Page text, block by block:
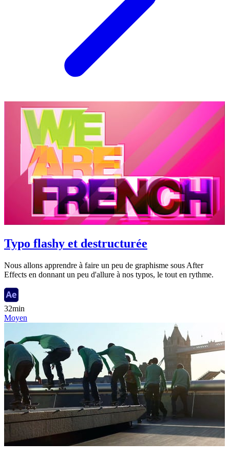
Typo flashy et destructurée
Nous allons apprendre à faire un peu de graphisme sous After
Effects en donnant un peu d'allure à nos typos, le tout en rythme.
32min
Moyen